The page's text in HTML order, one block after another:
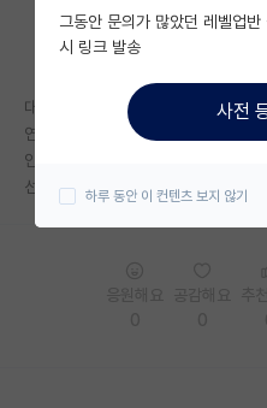
미국 유학 게시판
미국 대학원 합격 후기 게
대학원생 모집 게시판
연구실(PI) 홍보 게시판
대학원 왜왔냐라는 질문에 대한 답변
연구하고싶어서가 아닌 좀 더 심화된
인데
선생님들이 보시기에는 어떤가요? 어
그동안 문의가 많았던 레벨업
시 링크 발송
사전
하루 동안 이 컨텐츠 보지 않기